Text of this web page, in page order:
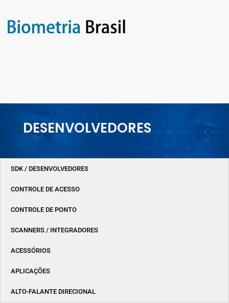
DESENVOLVEDORES
SDK / DESENVOLVEDORES
CONTROLE DE ACESSO
CONTROLE DE PONTO
SCANNERS / INTEGRADORES
ACESSÓRIOS
APLICAÇÕES
ALTO-FALANTE DIRECIONAL